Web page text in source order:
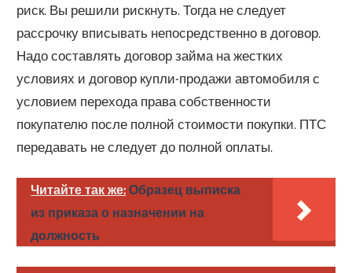
риск. Вы решили рискнуть. Тогда не следует
рассрочку вписывать непосредственно в договор.
Надо составлять договор займа на жестких
условиях и договор купли-продажи автомобиля с
условием перехода права собственности
покупателю после полной стоимости покупки. ПТС
передавать не следует до полной оплаты.
Читайте так же: Образец выписка
из приказа о назначении на
должность